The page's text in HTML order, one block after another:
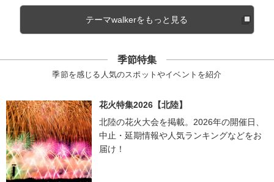
テーマwalkerをもっと見る
季節特集
季節を感じる人気のスポットやイベントを紹介
花火特集2026【北陸】
北陸の花火大会を掲載。2026年の開催日、
中止・延期情報や人気ランキングなどをお
届け！